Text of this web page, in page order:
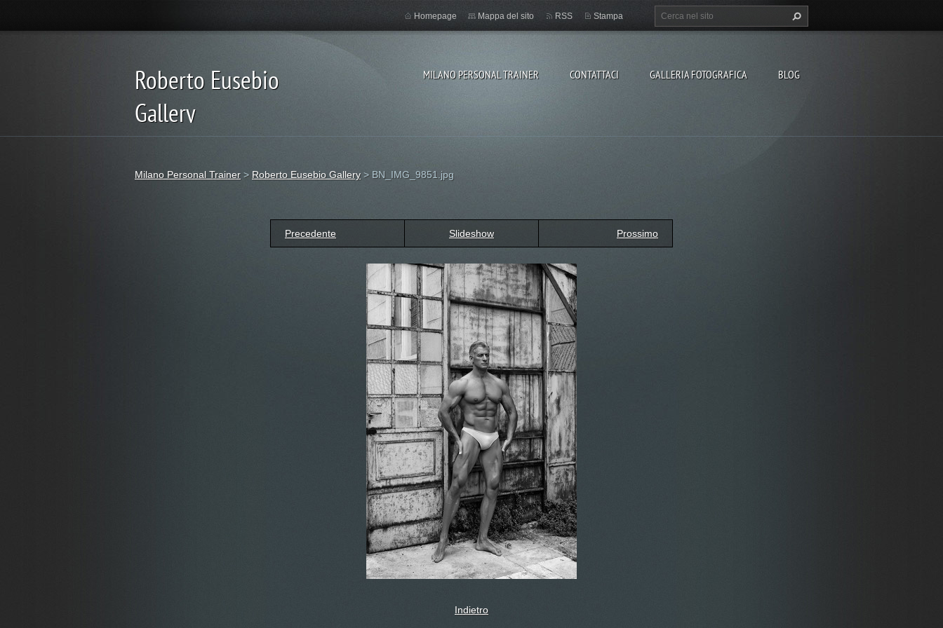
Roberto Eusebio
Gallery
Foto gallery del Campione di Fitness Roberto
MILANO PERSONAL TRAINER CONTATTACI GALLERIA FOTOGRAFICA BLOG
Homepage Mappa del sito RSS Stampa
Milano Personal Trainer > Roberto Eusebio Gallery > BN_IMG_9851.jpg
Precedente Slideshow Prossimo
Indietro